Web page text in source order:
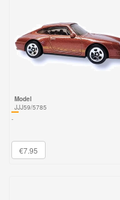
Model
JJJ59/5785
-
€7.95